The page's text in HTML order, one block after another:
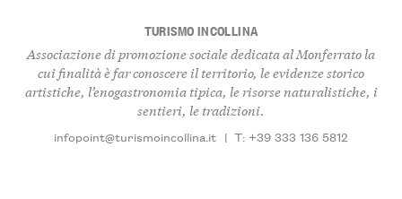
TURISMO INCOLLINA
Associazione di promozione sociale dedicata al Monferrato la
cui finalità è far conoscere il territorio, le evidenze storico
artistiche, l’enogastronomia tipica, le risorse naturalistiche, i
sentieri, le tradizioni.
infopoint@turismoincollina.it | T: +39 333 136 5812